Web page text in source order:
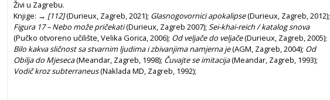
Živi u Zagrebu.
Knjige: → [112](Durieux, Zagreb, 2021); Glasnogovornici apokalipse(Durieux, Zagreb, 2012);
Figura 17 – Nebo može pričekati(Durieux, Zagreb 2007); Sei-khai-reich / katalog snova
(Pučko otvoreno učilište, Velika Gorica, 2006); Od veljače do veljače(Durieux, Zagreb, 2005);
Bilo kakva sličnost sa stvarnim ljudima i zbivanjima namjerna je(AGM, Zagreb, 2004); Od
Obilja do Mjeseca(Meandar, Zagreb, 1998); Čuvajte se imitacija(Meandar, Zagreb, 1993);
Vodič kroz subterraneus(Naklada MD, Zagreb, 1992);